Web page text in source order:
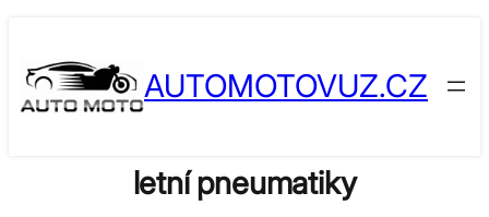
content
AUTOMOTOVUZ.CZ
letní pneumatiky